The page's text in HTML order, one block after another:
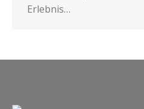
Erlebnis…